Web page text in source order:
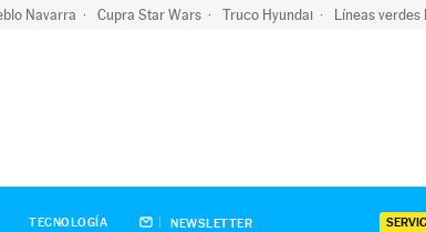
Navarra Cupra Star Wars Truco Hyundai Líneas verdes
TECNOLOGÍA NEWSLETTER